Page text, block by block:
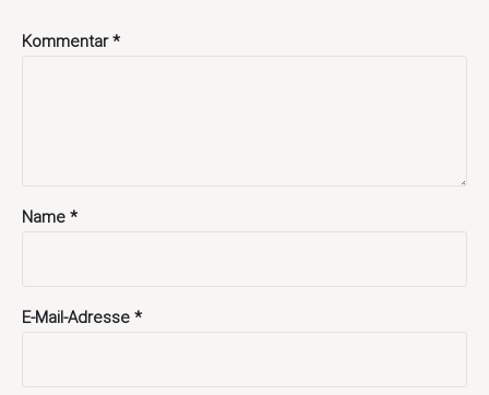
Kommentar*
Name *
E-Mail-Adresse *